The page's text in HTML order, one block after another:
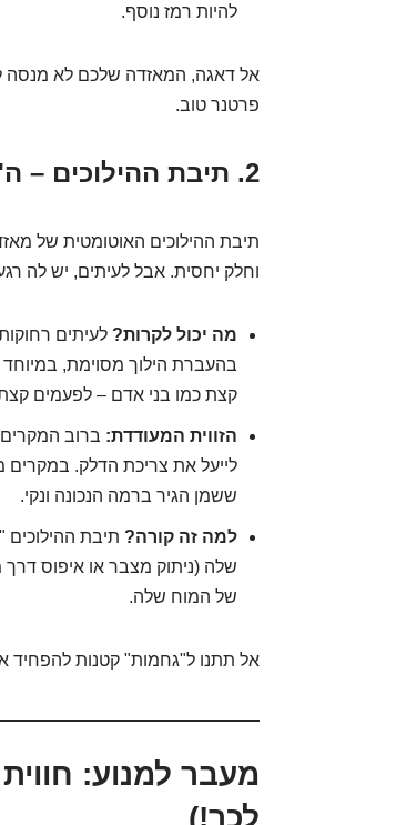
להיות רמז נוסף.
אל דאגה, המאזדה שלכם לא
פרטנר טוב.
2. תיבת ההילוכים – ה'שידוך' המושלם או אהבה מורכבת?
וחלק יחסית. אבל לעיתים, יש לה
מה יכול לקרות? לעיתים
בהעברת הילוך מסוימת, במיוחד
קצת כמו בני אדם – לפעמים
הזווית המעודדת: ברוב
לייעל את צריכת הדלק. במקרים
ששמן הגיר ברמה הנכונה ונקי.
למה זה קורה? תיבת
שלה (ניתוק מצבר או איפוס
של המוח שלה.
אל תתנו ל"גחמות" קטנות להפחיד
מעבר למנוע:
לכך!)